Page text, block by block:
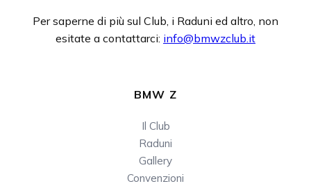
Per saperne di più sul Club, i Raduni ed altro, non
esitate a contattarci: info@bmwzclub.it
BMW Z
Il Club
Raduni
Gallery
Convenzioni